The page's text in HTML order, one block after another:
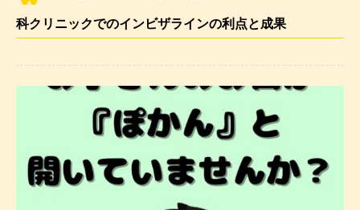
科クリニックでのインビザラインの利点と成果